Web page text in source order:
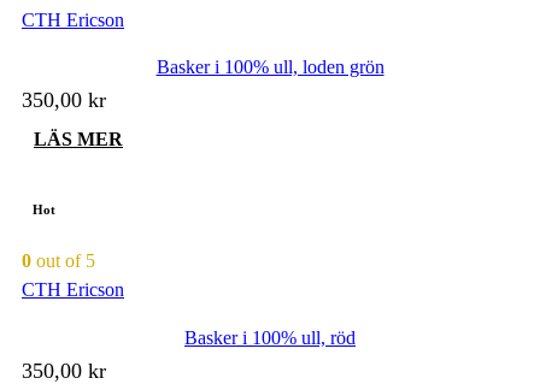
kan
CTH Ericson
Basker i 100% ull, loden grön
350,00 kr
LÄS MER
Hot
0 out of 5
CTH Ericson
Basker i 100% ull, röd
350,00 kr